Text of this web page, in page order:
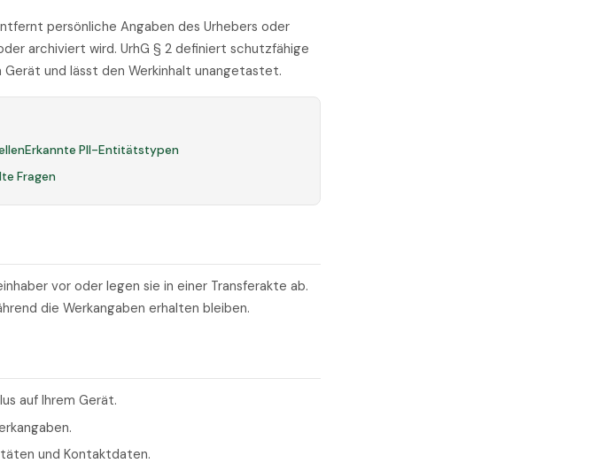
persönliche Angaben des Urhebers oder
archiviert wird. UrhG § 2 definiert schutzfähige
und lässt den Werkinhalt unangetastet.
Erkannte PII-Entitätstypen
Fragen
vor oder legen sie in einer Transferakte ab.
die Werkangaben erhalten bleiben.
auf Ihrem Gerät.
und Kontaktdaten.